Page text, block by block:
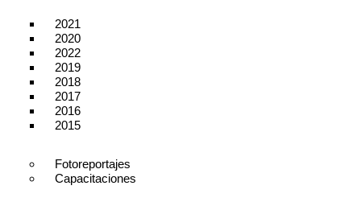
2021
2020
2022
2019
2018
2017
2016
2015
Fotoreportajes
Capacitaciones